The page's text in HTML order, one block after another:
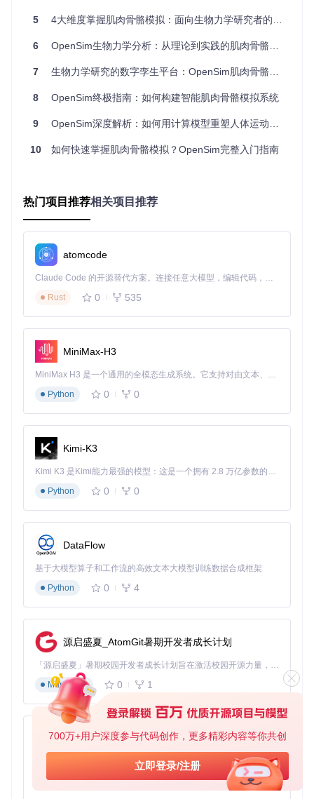
700万+用户深度参与代码创作，更多精彩内容等你共创
立即登录/注册
下的人体运动。这一过程类似于"已知原因求结果"，对于理解
动捕捉标记点轨迹）计算产生该运动所需的肌肉力和关节力
自动寻找最优的运动模式和肌肉激活策略，帮助解决如"如何
丰富的数据导入导出和可视化工具
这张架构图清晰展示了OpenSim的分层设计，从底层的SimTK
物理引擎到上层的应用程序和插件，每一层都为用户提供了不
同级别的功能访问。这种设计使初学者可以快速上手，而高级
用户则能深入底层进行定制开发。
3. 实践路径：从零开始的OpenSim使用指南
开始使用OpenSim进行肌肉骨骼模拟并不需要深厚的生物力学
背景，按照以下步骤，即使是初学者也能快速掌握基本工作流
程。
环境搭建
git clone
编译过程可能需要处理一些依赖项，建议参考项目文档中的详
细安装指南。
建常见模型。对于初学者，建议从简单模型（如单腿模型）开
始，逐步增加复杂度。
的边界条件（如起始和结束姿势），然后设置分析参数，运行
rs/op/opensim-core/raw/e0471ab501f40a935511868553441
ec0a1e01fb3/Bindings/Python/tutorials/resources/Tutorial 8/i
mages/squat_to_stand.png?utm_source=gitcode_repo_file
上图展示了一个深蹲到站立动作的模拟结果，包含了髋关节、
膝关节和踝关节的角度变化范围和速度限制。这种可视化结果
有助于直观理解运动过程中的生物力学特征。
同样重要。OpenSim提供了丰富的图表和统计工具，
帮助用户分析模拟结果。初学者应重点关注关键指标如关节角
度范围、肌肉激活模式和关节反力等。
5 4大维度掌握肌肉骨骼模拟：面向生物力学研究者的实践指南
6 OpenSim生物力学分析：从理论到实践的肌肉骨骼模拟指南
7 生物力学研究的数字孪生平台：OpenSim肌肉骨骼模拟技术全解析
8 OpenSim终极指南：如何构建智能肌肉骨骼模拟系统
9 OpenSim深度解析：如何用计算模型重塑人体运动科学
10 如何快速掌握肌肉骨骼模拟？OpenSim完整入门指南
热门项目推荐相关项目推荐
atomcode
Claude Code 的开源替代方案。连接任意大模型，编辑代码，运行命令，自动验证 — 全自动执行。用 Rust 构建，极致性能。 ｜ An open-source alternative to Claude Code. Connect any LLM, edit code, run commands, and verify changes — autonomously. Built in Rust for speed. Get Started
Rust
0 535
MiniMax-H3
MiniMax H3 是一个通用的全模态生成系统。它支持对由文本、图像、视频和音频组成的多模态上下文进行统一理解，并能生成分辨率高达 2K、时长可达 15 秒的带原生立体声音频的视频。得益于面向任务泛化的系统设计，H3 在预训练阶段就已具备广泛的多模态上下文理解与生成能力，能够出色地执行复杂的多模态指令。
Python
0 0
Kimi-K3
Kimi K3 是Kimi能力最强的模型：这是一个拥有 2.8 万亿参数的混合专家（MoE）模型，具备原生视觉理解能力，并支持 100 万 token 的上下文窗口。
Python
0 0
DataFlow
基于大模型算子和工作流的高效文本大模型训练数据合成框架
Python
0 4
源启盛夏_AtomGit暑期开发者成长计划
「源启盛夏」暑期校园开发者成长计划旨在激活校园开源力量，通过积分激励、认证扶持、资源倾斜等形式，引导高校组织和开发者完成「入驻 — 建项目 — 做贡献 — 获认证 — 得资源」的完整闭环。无论你是想带领社团入驻平台的组织者，还是希望用代码贡献证明自己的开发者，都能在这里找到属于你的成长路径。
Markdown
0 1
py-xiaozhi
基于Python的Xiaozhi AI，适用于想要完整Xiaozhi体验而无需拥有专用硬件的用户。
Python
0 1